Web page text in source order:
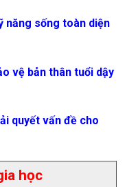
năng sống toàn diện
vệ bản thân tuổi dậy
quyết vấn đề cho
học